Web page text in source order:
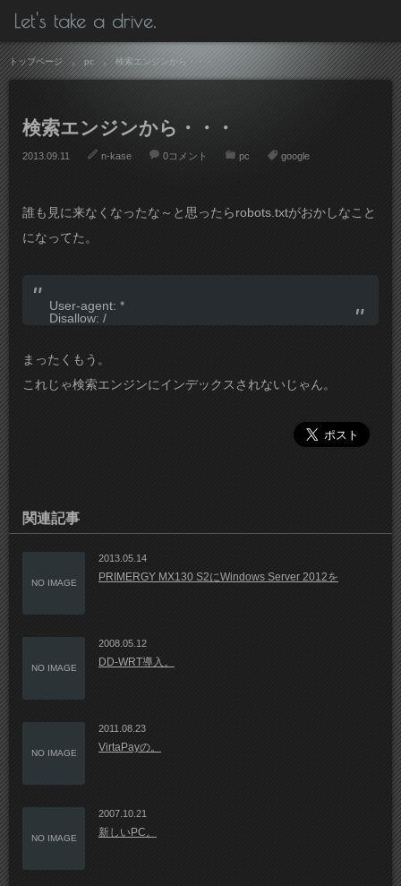
Let's take a drive.
トップページ pc 検索エンジンから・・・
検索エンジンから・・・
2013.09.11 n-kase 0コメント pc google
誰も見に来なくなったな～と思ったらrobots.txtがおかしなこと
になってた。
User-agent: *
Disallow: /
まったくもう。
これじゃ検索エンジンにインデックスされないじゃん。
関連記事
NO IMAGE
2013.05.14
PRIMERGY MX130 S2にWindows Server 2012を
NO IMAGE
2008.05.12
DD-WRT導入。
NO IMAGE
2011.08.23
VirtaPayの。
NO IMAGE
2007.10.21
新しいPC。